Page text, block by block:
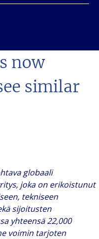
now
similar
globaali
joka on erikoistunut
tekniseen
sijoitusten
yhteensä 22,000
voimin tarjoten